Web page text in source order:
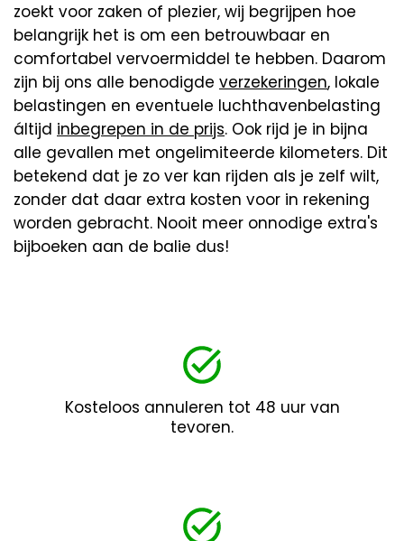
zoekt voor zaken of plezier, wij begrijpen hoe
belangrijk het is om een betrouwbaar en
comfortabel vervoermiddel te hebben. Daarom
zijn bij ons alle benodigde verzekeringen, lokale
belastingen en eventuele luchthavenbelasting
áltijd inbegrepen in de prijs. Ook rijd je in bijna
alle gevallen met ongelimiteerde kilometers. Dit
betekend dat je zo ver kan rijden als je zelf wilt,
zonder dat daar extra kosten voor in rekening
worden gebracht. Nooit meer onnodige extra's
bijboeken aan de balie dus!
Kosteloos annuleren tot 48 uur van
tevoren.